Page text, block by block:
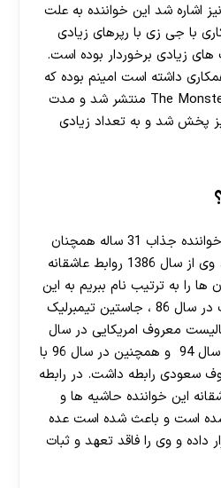
اشاره شد این خواننده به علت
با جی زی با رپرهای زیادی
زیادی برخوردار بوده است.
داشته است امینم بوده که
در طی آن اهنگ معروف The Monster منتشر شد و مدت
پخش شد و به تعداد زیادی
جالب است که بدانید این خواننده جذاب 31 ساله همچنان
ازدواج رسمی نداشته است. وی از سال 1386 روابط عاشقانه
ها را به ترتیب نام ببریم به این
شرح می باشد : شایا لابوف در سال 86 ، جاستین تیمبرلیک
87، بسکتبالیست معروف امریکایی در سال
88 ، لئوناردو دی‌ کاپری در سال 94 و همچنین در سال 96 با
سعودی رابطه داشت. در رابطه
این خواننده حاشیه ها و
است و باعث شده است عده
داده و وی را فاقد تعهد و ثبات